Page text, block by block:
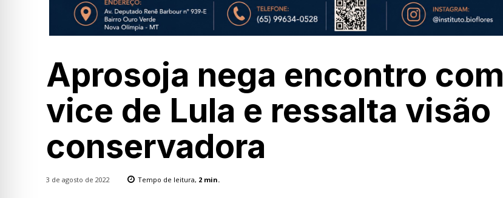
Aprosoja nega encontro com
vice de Lula e ressalta visão
conservadora
3 de agosto de 2022 Tempo de leitura, 2 min.